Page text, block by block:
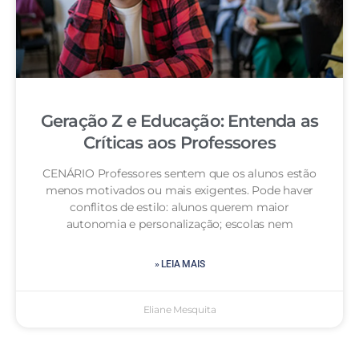
Geração Z e Educação: Entenda as
Críticas aos Professores
CENÁRIO Professores sentem que os alunos estão
menos motivados ou mais exigentes. Pode haver
conflitos de estilo: alunos querem maior
autonomia e personalização; escolas nem
» LEIA MAIS
Eliane Mesquita